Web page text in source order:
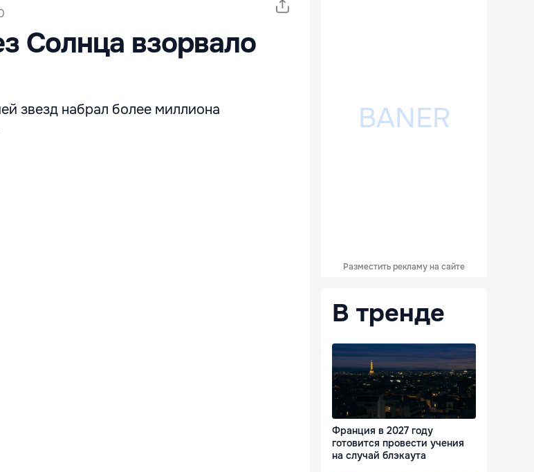
Солнца взорвало
звезд набрал более миллиона
Разместить рекламу на сайте
В тренде
Франция в 2027 году
готовится провести учения
на случай блэкаута